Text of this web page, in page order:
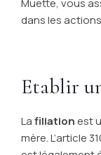
Muette, vous
dans les
Etablir
Lafiliationest
mère. L’article